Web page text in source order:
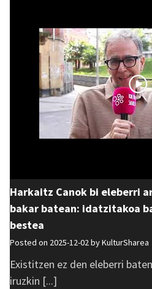
Harkaitz Canok bi eleberri
bakar batean: idatzitakoa
bestea
Posted on 2025-12-02 byKulturSharea
Existitzen ez den eleberri
iruzkin [...]